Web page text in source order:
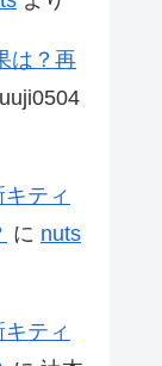
は？再
ティ
に nuts
ティ